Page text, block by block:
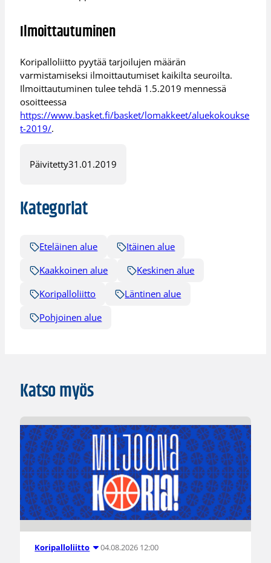
Ilmoittautuminen
Koripalloliitto pyytää tarjoilujen määrän
varmistamiseksi ilmoittautumiset kaikilta seuroilta.
Ilmoittautuminen tulee tehdä 1.5.2019 mennessä
osoitteessa
https://www.basket.fi/basket/lomakkeet/aluekokoukse
t-2019/.
Päivitetty31.01.2019
Kategoriat
Eteläinen alue
Itäinen alue
Kaakkoinen alue
Keskinen alue
Koripalloliitto
Läntinen alue
Pohjoinen alue
Katso myös
Koripalloliitto 04.08.2026 12:00